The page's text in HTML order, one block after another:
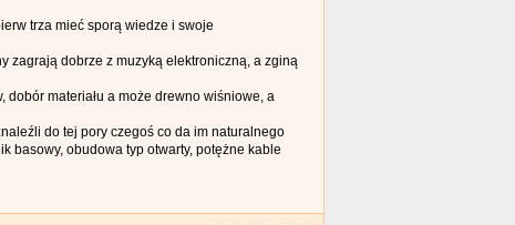
trza mieć sporą wiedze i swoje
zagrają dobrze z muzyką elektroniczną, a zginą
dobór materiału a może drewno wiśniowe, a
do tej pory czegoś co da im naturalnego
basowy, obudowa typ otwarty, potężne kable